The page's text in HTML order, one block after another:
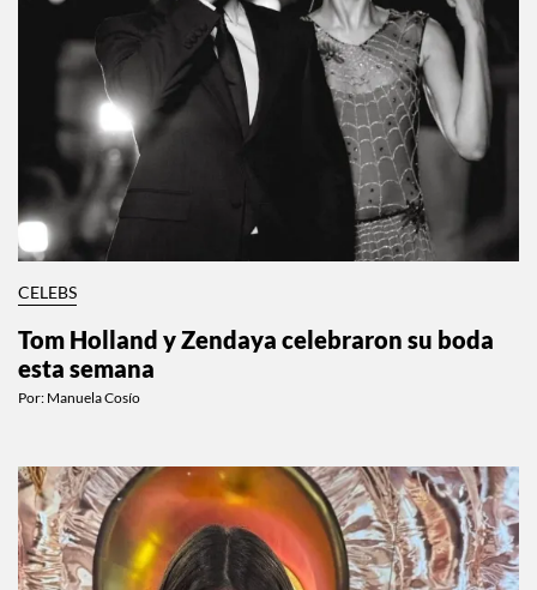
Tom Holland y Zendaya celebraron su boda
esta semana